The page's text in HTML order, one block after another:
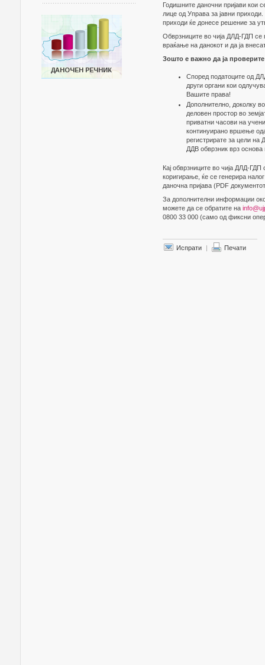
Годишните даночни пријави кои
лице од Управа за јавни
приходи ќе донесе решение за
Обврзниците во чија ДЛД-ГДП се
враќање на данокот и да ја
Зошто е важно да ја
Според податоците од
други органи кои
Вашите права!
Дополнително, доколку
деловен простор во
приватни часови на
континуирано вршење
регистрирате за цели на
ДДВ обврзник врз
Кај обврзниците во чија ДЛД-
коригирање, ќе се генерира
даночна пријава (PDF
За дополнителни информации
можете да се обратите на
0800 33 000 (само од фиксни
Испрати | Печати